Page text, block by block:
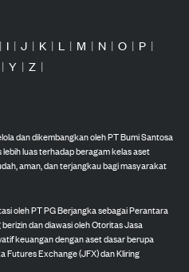
| I | J | K | L | M | N | O | P |
| Y | Z |
dan dikembangkan oleh PT Bumi Santosa
luas terhadap beragam kelas aset
aman, dan terjangkau bagi masyarakat
oleh PT PG Berjangka sebagai Perantara
dan diawasi oleh Otoritas Jasa
keuangan dengan aset dasar berupa
Futures Exchange (JFX) dan Kliring